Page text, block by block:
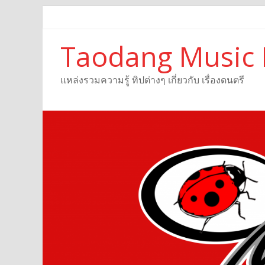
Taodang Music
แหล่งรวมความรู้ ทิปต่างๆ เกี่ยวกับ เรื่องดนตรี